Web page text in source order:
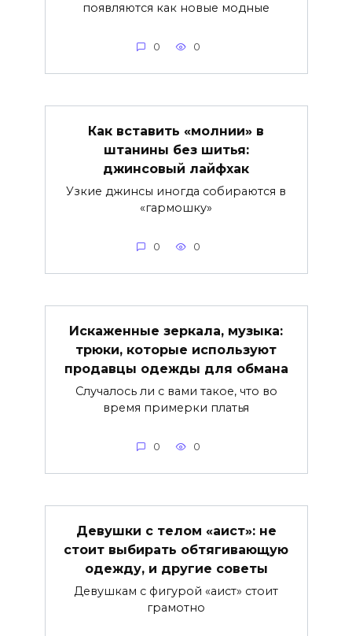
появляются как новые модные
0 0
Как вставить «молнии» в
штанины без шитья:
джинсовый лайфхак
Узкие джинсы иногда собираются в
«гармошку»
0 0
Искаженные зеркала, музыка:
трюки, которые используют
продавцы одежды для обмана
Случалось ли с вами такое, что во
время примерки платья
0 0
Девушки с телом «аист»: не
стоит выбирать обтягивающую
одежду, и другие советы
Девушкам с фигурой «аист» стоит
грамотно